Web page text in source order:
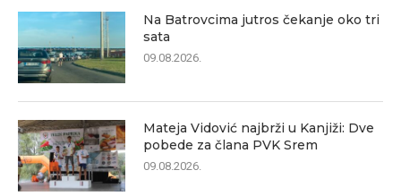
Na Batrovcima jutros čekanje oko tri
sata
09.08.2026.
Mateja Vidović najbrži u Kanjiži: Dve
pobede za člana PVK Srem
09.08.2026.